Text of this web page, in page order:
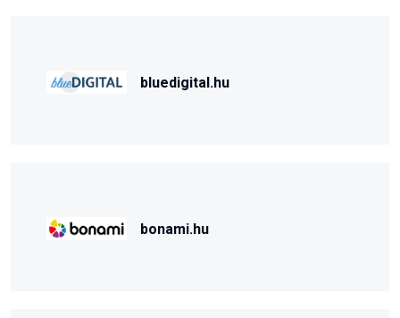
bluedigital.hu
bonami.hu